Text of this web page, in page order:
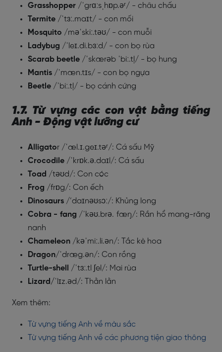
Grasshopper /ˈgrɑːsˌhɒp.əʳ/ - châu chấu
Termite /ˈtɜː.maɪt/ - con mối
Mosquito /məˈskiː.təʊ/ - con muỗi
Ladybug /ˈleɪ.di.bɜːd/ - con bọ rùa
Scarab beetle /ˈskærəb ˈbiː.tļ/ - bọ hung
Mantis /ˈmæn.tɪs/ - con bọ ngựa
Beetle /ˈbiː.tļ/ - bọ cánh cứng
1.7. Từ vựng các con vật bằng tiếng
Anh - Động vật lưỡng cư
Alligator /ˈæl.ɪ.geɪ.təʳ/: Cá sấu Mỹ
Crocodile /ˈkrɒk.ə.daɪl/: Cá sấu
Toad /təʊd/: Con cóc
Frog /frɒg/: Con ếch
Dinosaurs /’daɪnəʊsɔː/: Khủng long
Cobra - fang /ˈkəʊ.brə. fæŋ/: Rắn hổ mang-răng
nanh
Chameleon /kəˈmiː.li.ən/: Tắc kè hoa
Dragon/ˈdræg.ən/: Con rồng
Turtle-shell /ˈtɜː.tl ʃel/: Mai rùa
Lizard/ˈlɪz.əd/: Thằn lằn
Xem thêm:
Từ vựng tiếng Anh về màu sắc
Từ vựng tiếng Anh về các phương tiện giao thông